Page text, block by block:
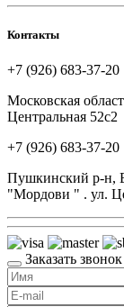
Контакты
+7 (926) 683-37-20
Московская
Центральная 52с2
+7 (926) 683-37-20
Пушкинский р-н,
"Мордови " . ул.
Заказать звонок